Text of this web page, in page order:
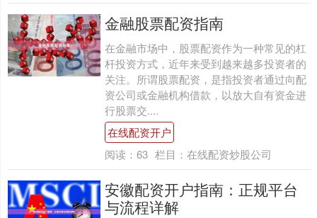
金融股票配资指南
在金融市场中，股票配资作为一种常见的杠
杆投资方式，近年来受到越来越多投资者的
关注。所谓股票配资，是指投资者通过向配
资公司或金融机构借款，以放大自有资金进
行股票交....
在线配资开户
阅读： 63 栏目： 在线配资炒股公司
安徽配资开户指南：正规平台
与流程详解